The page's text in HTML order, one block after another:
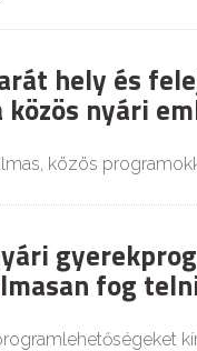
hely és
közös nyári
közös
fog